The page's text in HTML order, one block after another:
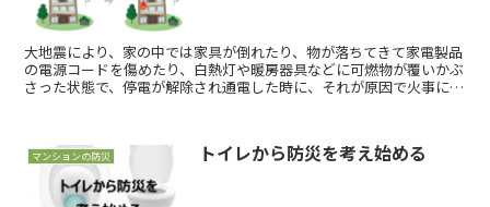
大地震により、家の中では家具が倒れたり、物が落ちてきて家電製品
の電源コードを傷めたり、白熱灯や暖房器具などに可燃物が覆いかぶ
さった状態で、停電が解除され通電した時に、それが原因で火事にな
マンションの防災 トイレから防災を考え始める